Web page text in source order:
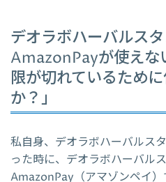
デオラボハーバルス
AmazonPayが使えな
限が切れているため
か？」
私自身、デオラボハーバルス
った時に、デオラボハーバル
AmazonPay（アマゾンペイ